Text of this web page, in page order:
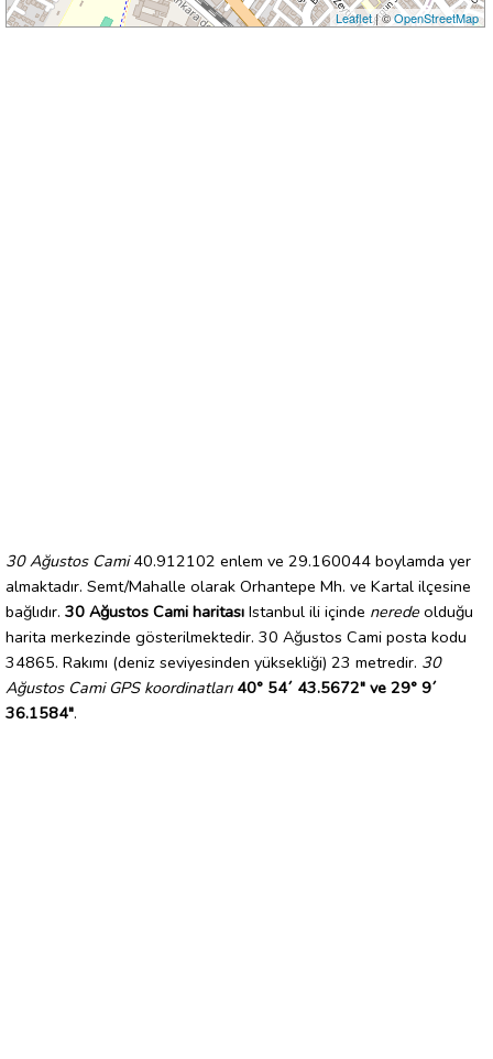
Leaflet| ©OpenStreetMap
30 Ağustos Cami40.912102 enlem ve 29.160044 boylamda yer
almaktadır. Semt/Mahalle olarak Orhantepe Mh. ve Kartal ilçesine
bağlıdır. 30 Ağustos Cami haritası Istanbul ili içinde nerede olduğu
harita merkezinde gösterilmektedir. 30 Ağustos Cami posta kodu
34865. Rakımı (deniz seviyesinden yüksekliği) 23 metredir. 30
Ağustos Cami GPS koordinatları 40° 54´ 43.5672" ve 29° 9´
36.1584".